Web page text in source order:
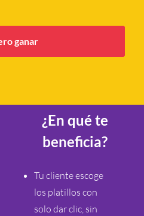
ganar
¿En qué te
beneficia?
Tu cliente escoge
los platillos con
solo dar clic, sin